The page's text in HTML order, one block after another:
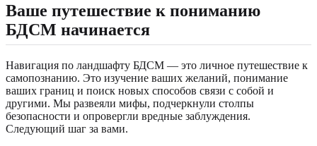
Ваше путешествие к пониманию
БДСМ начинается
Навигация по ландшафту БДСМ — это личное путешествие к
самопознанию. Это изучение ваших желаний, понимание
ваших границ и поиск новых способов связи с собой и
другими. Мы развеяли мифы, подчеркнули столпы
безопасности и опровергли вредные заблуждения.
Следующий шаг за вами.